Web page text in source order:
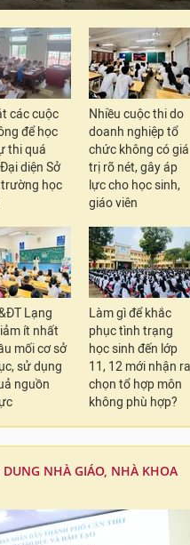
các cuộc
để học
thi quá
diện Sở
trường học
Nhiều cuộc thi do
doanh nghiệp tổ
chức không có giá
trị rõ nét, gây áp
lực cho học sinh,
giáo viên
Lạng
ít nhất
mối cơ sở
sử dụng
nguồn
Làm gì để khắc
phục tình trạng
học sinh đến lớp
11, 12 mới nhận ra
chọn tổ hợp môn
không phù hợp?
DUNG NHÀ GIÁO, NHÀ KHOA